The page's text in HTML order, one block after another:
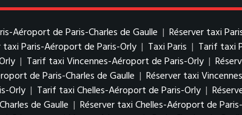
Aéroport de Paris-Charles de Gaulle | Réserver taxi
taxi Paris-Aéroport de Paris-Orly | Taxi Paris | Tarif taxi
| Tarif taxi Vincennes-Aéroport de Paris-Orly |
de Paris-Charles de Gaulle | Réserver taxi
Orly | Tarif taxi Chelles-Aéroport de Paris-Orly |
de Gaulle | Réserver taxi Chelles-Aéroport de